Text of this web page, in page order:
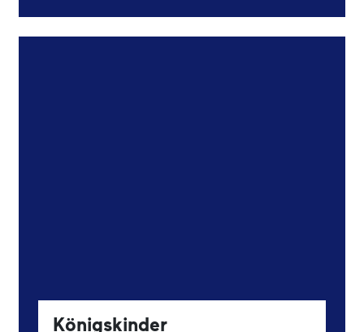
Königskinder